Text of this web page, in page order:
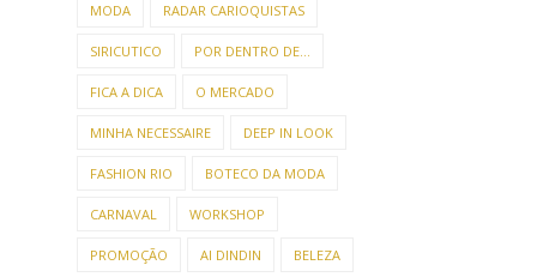
MODA RADAR CARIOQUISTAS
SIRICUTICO POR DENTRO DE...
FICA A DICA O MERCADO
MINHA NECESSAIRE DEEP IN LOOK
FASHION RIO BOTECO DA MODA
CARNAVAL WORKSHOP
PROMOÇÃO AI DINDIN BELEZA